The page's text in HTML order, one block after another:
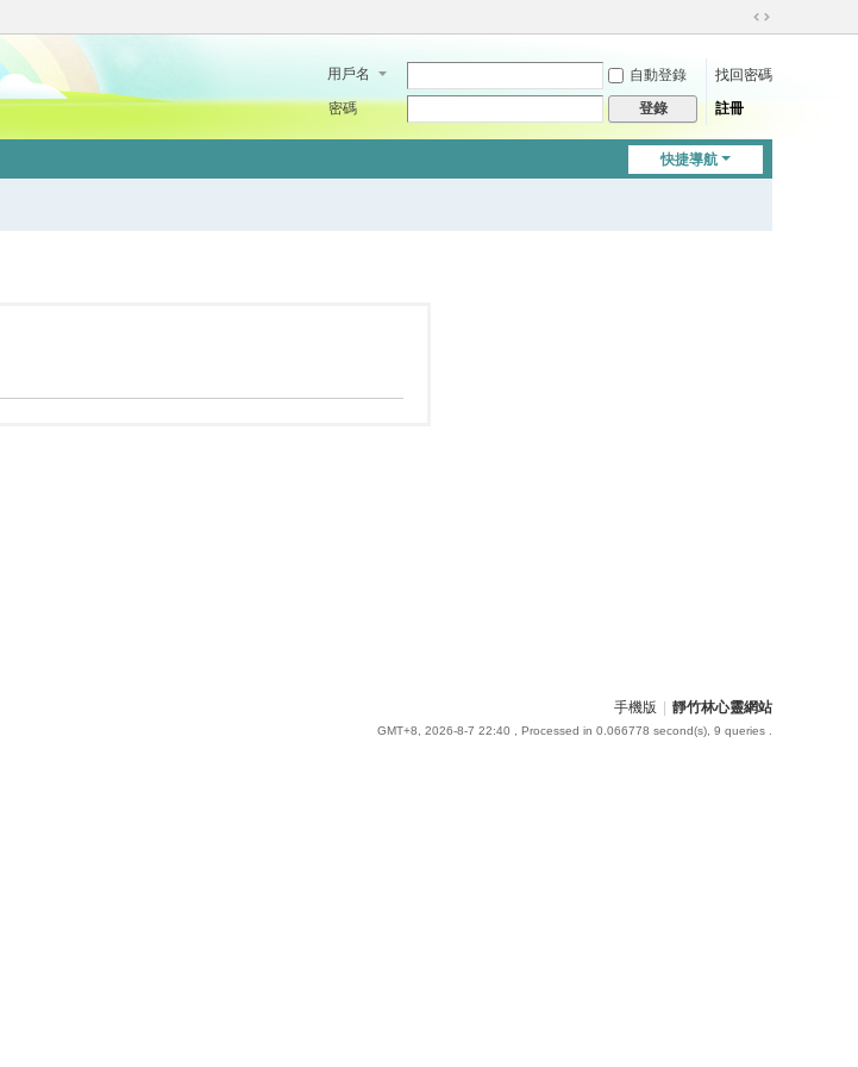
切
到
用戶名 自動登錄
找回密碼
密碼
登錄 註冊
快捷導航
手機版 靜竹林心靈網站
GMT+8, 2026-8-7 22:40 , Processed in 0.066778 second(s), 9 queries .